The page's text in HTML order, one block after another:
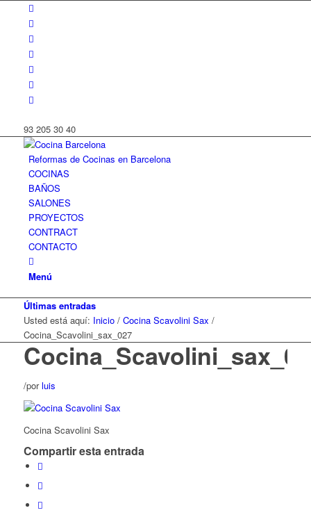
93 205 30 40
Reformas de Cocinas en Barcelona
COCINAS
BAÑOS
SALONES
PROYECTOS
CONTRACT
CONTACTO
Menú
Últimas entradas
Usted está aquí: Inicio / Cocina Scavolini Sax /
Cocina_Scavolini_sax_027
/porluis
Cocina Scavolini Sax
Compartir esta entrada